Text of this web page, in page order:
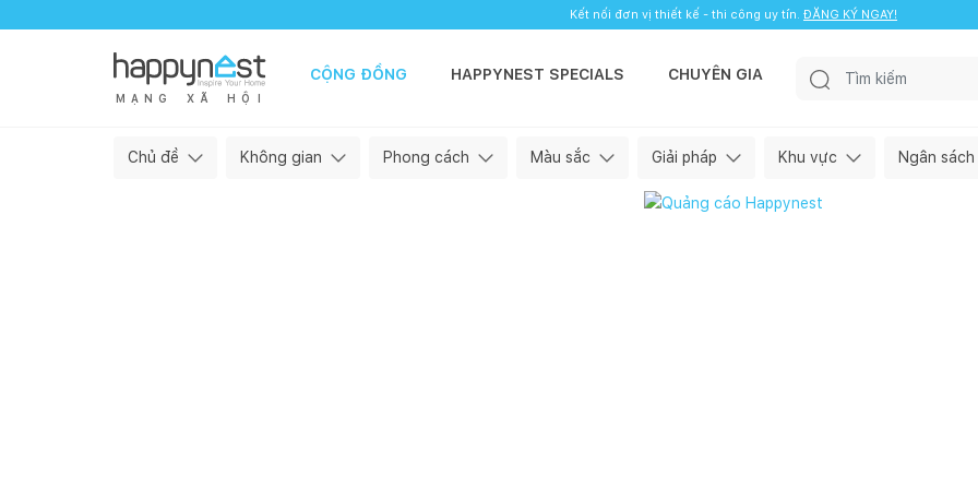
Kết nối đơn vị thiết kế - thi công uy tín. ĐĂNG KÝ NGAY!
M Ạ N G X Ã H Ộ I
CỘNG ĐỒNG HAPPYNEST SPECIALS CHUYÊN GIA
Happynest — Cộng đồng làm nhà
Chủ đề Không gian Phong cách Màu sắc Giải pháp Khu vực Ngân sách